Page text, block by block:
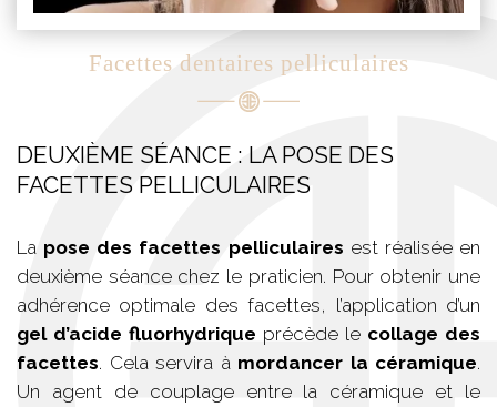
Facettes dentaires pelliculaires
DEUXIÈME SÉANCE : LA POSE DES
FACETTES PELLICULAIRES
La pose des facettes pelliculaires est réalisée en
deuxième séance chez le praticien. Pour obtenir une
adhérence optimale des facettes, l’application d’un
gel d’acide fluorhydrique précède le collage des
facettes. Cela servira à mordancer la céramique.
Un agent de couplage entre la céramique et le